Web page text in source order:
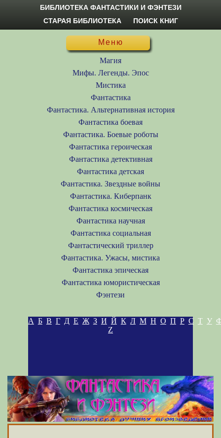
БИБЛИОТЕКА ФАНТАСТИКИ И ФЭНТЕЗИ
СТАРАЯ БИБЛИОТЕКА
ПОИСК КНИГ
Меню
Магия
Мифы. Легенды. Эпос
Мистика
Фантастика
Фантастика. Альтернативная история
Фантастика боевая
Фантастика. Боевые роботы
Фантастика героическая
Фантастика детективная
Фантастика детская
Фантастика. Звездные войны
Фантастика. Киберпанк
Фантастика космическая
Фантастика научная
Фантастика социальная
Фантастический триллер
Фантастика. Ужасы, мистика
Фантастика эпическая
Фантастика юмористическая
Фэнтези
А Б В Г Д Е Ж З И Й К Л М Н О П Р С Т У
Z